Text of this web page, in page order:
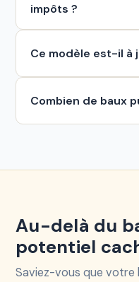
impôts ?
Ce modèle est-il à
Combien de baux
Au-delà du
potentiel
Saviez-vous que votre